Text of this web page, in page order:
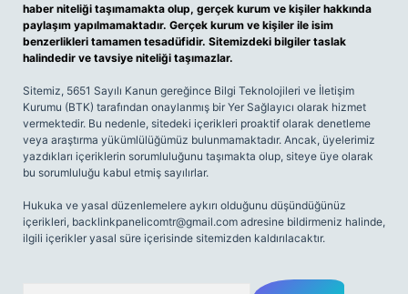
haber niteliği taşımamakta olup, gerçek kurum ve kişiler hakkında
paylaşım yapılmamaktadır. Gerçek kurum ve kişiler ile isim
benzerlikleri tamamen tesadüfidir. Sitemizdeki bilgiler taslak
halindedir ve tavsiye niteliği taşımazlar.
Sitemiz, 5651 Sayılı Kanun gereğince Bilgi Teknolojileri ve İletişim
Kurumu (BTK) tarafından onaylanmış bir Yer Sağlayıcı olarak hizmet
vermektedir. Bu nedenle, sitedeki içerikleri proaktif olarak denetleme
veya araştırma yükümlülüğümüz bulunmamaktadır. Ancak, üyelerimiz
yazdıkları içeriklerin sorumluluğunu taşımakta olup, siteye üye olarak
bu sorumluluğu kabul etmiş sayılırlar.
Hukuka ve yasal düzenlemelere aykırı olduğunu düşündüğünüz
içerikleri, backlinkpanelicomtr@gmail.com adresine bildirmeniz halinde,
ilgili içerikler yasal süre içerisinde sitemizden kaldırılacaktır.